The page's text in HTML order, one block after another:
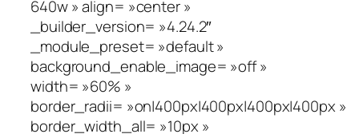
640w » align= »center »
_builder_version= »4.24.2″
_module_preset= »default »
background_enable_image= »off »
width= »60% »
border_radii= »on|400px|400px|400px|400px »
border_width_all= »10px »